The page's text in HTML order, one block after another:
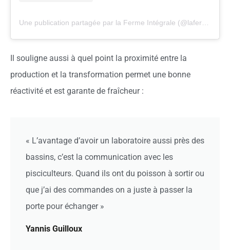
Une publication partagée par la Ferme Intégrale (@lafermeintegrale)
Il souligne aussi à quel point la proximité entre la
production et la transformation permet une bonne
réactivité et est garante de fraîcheur :
« L’avantage d’avoir un laboratoire aussi près des
bassins, c’est la communication avec les
pisciculteurs. Quand ils ont du poisson à sortir ou
que j’ai des commandes on a juste à passer la
porte pour échanger »
Yannis Guilloux